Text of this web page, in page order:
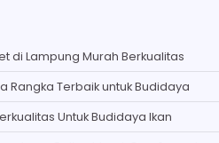
di Lampung Murah Berkualitas
Rangka Terbaik untuk Budidaya
Untuk Budidaya Ikan